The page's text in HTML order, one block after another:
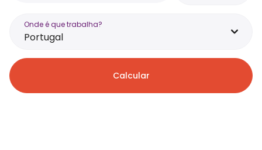
Onde é que trabalha?
Portugal
Calcular